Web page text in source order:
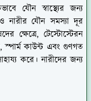
যৌন স্বাস্থ্যের জন্য
নারীর যৌন সমস্যা দূর
ক্ষেত্রে, টেস্টোস্টেরন
স্পার্ম কাউন্ট এবং গুণগত
করে। নারীদের জন্য